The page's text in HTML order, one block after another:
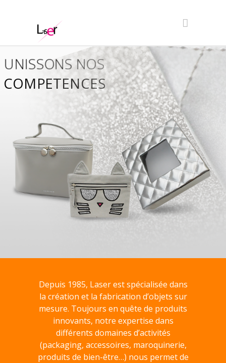
COMPETENCES
UNISSONS NOS
Depuis 1985, Laser est spécialisée dans
la création et la fabrication d’objets sur
mesure. Toujours en quête de produits
innovants, notre expertise dans
différents domaines d’activités
(packaging, accessoires, maroquinerie,
produits de bien-être…) nous permet de